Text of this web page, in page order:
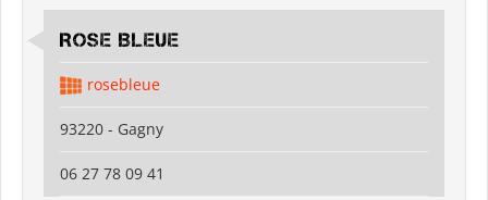
ROSE BLEUE
rosebleue
93220 - Gagny
06 27 78 09 41